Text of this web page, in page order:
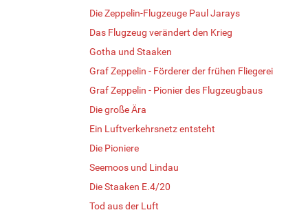
Die Zeppelin-Flugzeuge Paul Jarays
Das Flugzeug verändert den Krieg
Gotha und Staaken
Graf Zeppelin - Förderer der frühen Fliegerei
Graf Zeppelin - Pionier des Flugzeugbaus
Die große Ära
Ein Luftverkehrsnetz entsteht
Die Pioniere
Seemoos und Lindau
Die Staaken E.4/20
Tod aus der Luft